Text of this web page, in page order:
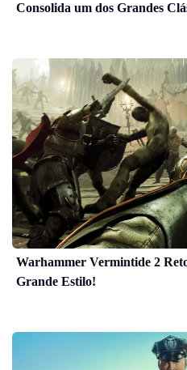
Consolida um dos Grandes
Warhammer Vermintide 2
Grande Estilo!